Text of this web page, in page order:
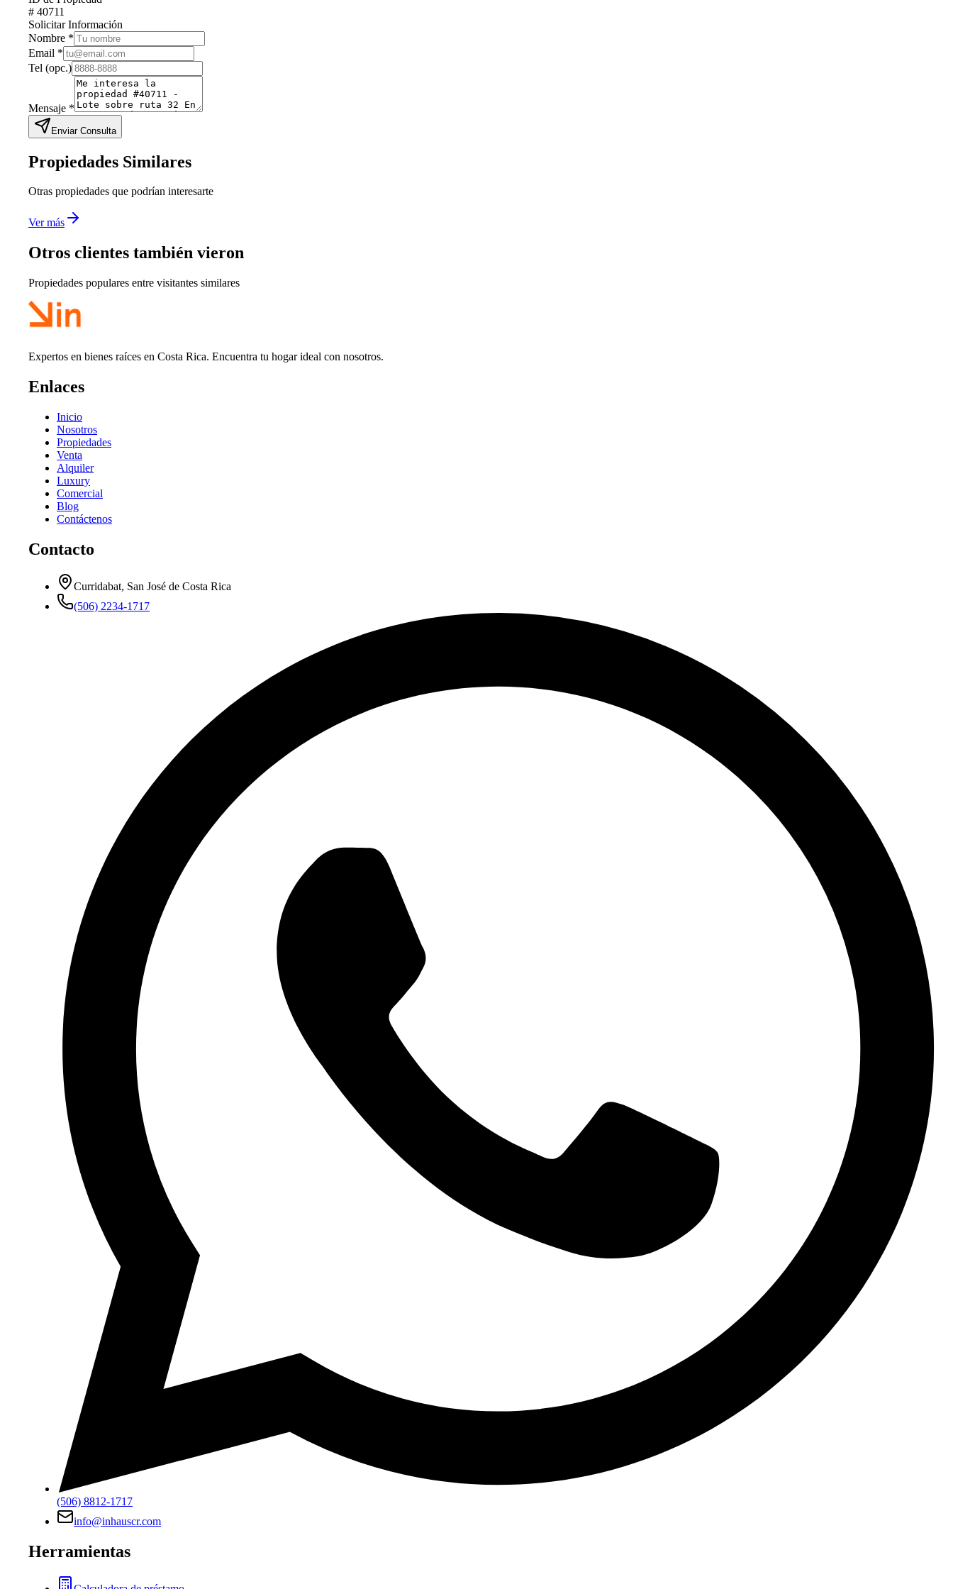
# 40711
Solicitar Información
Nombre *
Email *
Tel (opc.)
Mensaje *
Enviar Consulta
Propiedades Similares
Otras propiedades que podrían interesarte
Ver más
Otros clientes también vieron
Propiedades populares entre visitantes similares
Expertos en bienes raíces en Costa Rica. Encuentra tu hogar ideal con nosotros.
Enlaces
Inicio
Nosotros
Propiedades
Venta
Alquiler
Luxury
Comercial
Blog
Contáctenos
Contacto
Curridabat, San José de Costa Rica
(506) 2234-1717
(506) 8812-1717
info@inhauscr.com
Herramientas